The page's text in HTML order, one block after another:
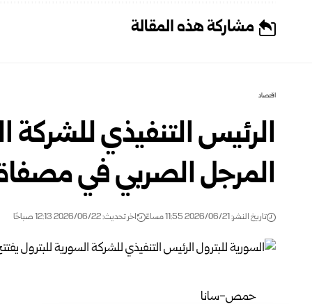
مشاركة هذه المقالة
اقتصاد
الرئيس التنفيذي للشركة
المرجل الصربي في
تاريخ النشر: 2026/06/21 11:55 مساءً اخر تحديث: 2026/06/22 12:13 صباحًا
حمص-سانا